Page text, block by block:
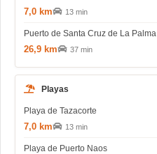
7,0 km 13 min
Puerto de Santa Cruz de La Palma
26,9 km 37 min
Playas
Playa de Tazacorte
7,0 km 13 min
Playa de Puerto Naos